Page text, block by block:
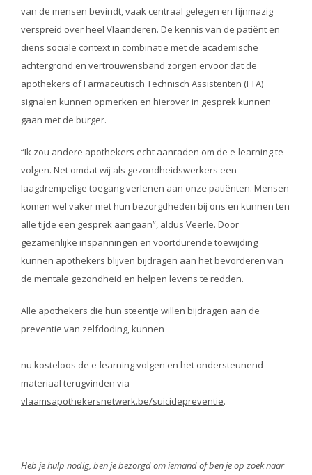
van de mensen bevindt, vaak centraal gelegen en fijnmazig
verspreid over heel Vlaanderen. De kennis van de patiënt en
diens sociale context in combinatie met de academische
achtergrond en vertrouwensband zorgen ervoor dat de
apothekers of Farmaceutisch Technisch Assistenten (FTA)
signalen kunnen opmerken en hierover in gesprek kunnen
gaan met de burger.
“Ik zou andere apothekers echt aanraden om de e-learning te
volgen. Net omdat wij als gezondheidswerkers een
laagdrempelige toegang verlenen aan onze patiënten. Mensen
komen wel vaker met hun bezorgdheden bij ons en kunnen ten
alle tijde een gesprek aangaan”, aldus Veerle. Door
gezamenlijke inspanningen en voortdurende toewijding
kunnen apothekers blijven bijdragen aan het bevorderen van
de mentale gezondheid en helpen levens te redden.
Alle apothekers die hun steentje willen bijdragen aan de
preventie van zelfdoding, kunnen
nu kosteloos de e-learning volgen en het ondersteunend
materiaal terugvinden via
vlaamsapothekersnetwerk.be/suicidepreventie.
Heb je hulp nodig, ben je bezorgd om iemand of ben je op zoek naar